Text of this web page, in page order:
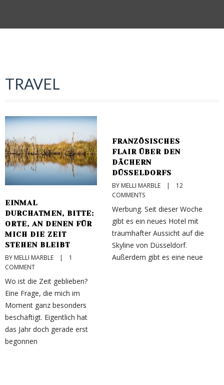
TRAVEL
EINMAL
DURCHATMEN, BITTE:
ORTE, AN DENEN FÜR
MICH DIE ZEIT
STEHEN BLEIBT
BY MELLI MARBLE    | 1
COMMENT
Wo ist die Zeit geblieben?
Eine Frage, die mich im
Moment ganz besonders
beschäftigt. Eigentlich hat
das Jahr doch gerade erst
begonnen
FRANZÖSISCHES
FLAIR ÜBER DEN
DÄCHERN
DÜSSELDORFS
BY MELLI MARBLE    | 12
COMMENTS
Werbung. Seit dieser Woche
gibt es ein neues Hotel mit
traumhafter Aussicht auf die
Skyline von Düsseldorf.
Außerdem gibt es eine neue